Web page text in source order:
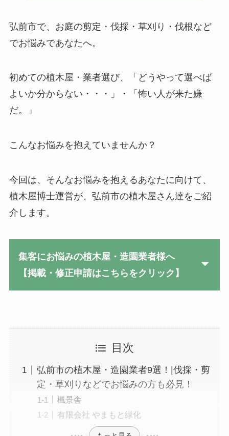
弘前市で、お庭の剪定・伐採・草刈り・伐根など
でお悩みであなたへ。
初めての植木屋・業者選び、「どうやって選べば
よいか分からない・・・」・「怖い人が来た嫌
だ。」
こんなお悩みを抱えていませんか？
今回は、そんなお悩みを抱えるあなたに向けて、
植木屋博士運営が、弘前市の植木屋さん達をご紹
介します。
集客にお悩みの植木屋・造園業者様へ
【掲載・修正申請はこちらをクリック】
目次
弘前市の植木屋・造園業者9選！|伐採・剪
定・草刈りなどでお悩みの方も必見！
楓景舎
有限会社 やまもと緑化